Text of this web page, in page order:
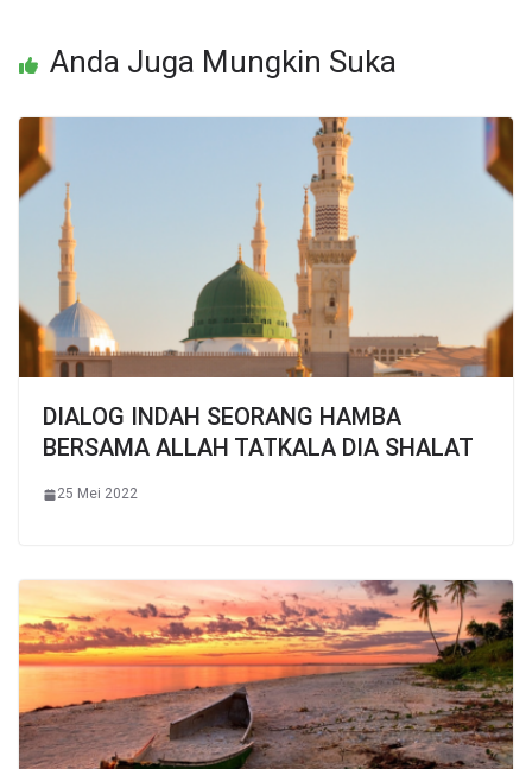
Anda Juga Mungkin Suka
DIALOG INDAH SEORANG HAMBA
BERSAMA ALLAH TATKALA DIA SHALAT
25 Mei 2022